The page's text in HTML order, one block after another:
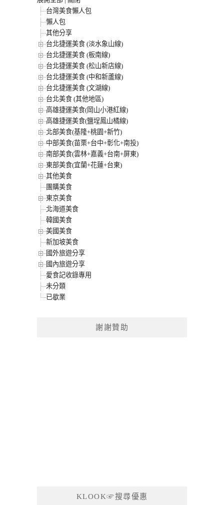
台灣美食懶人包
懶人包
其他分享
台北捷運美食 (淡水象山線)
台北捷運美食 (板南線)
台北捷運美食 (松山新店線)
台北捷運美食 (中和新蘆線)
台北捷運美食 (文湖線)
台北美食 (其他地區)
高雄捷運美食(岡山小港紅線)
高雄捷運美食(鹽埕鳳山橘線)
北部美食(基隆+桃園+新竹)
中部美食(苗栗+台中+彰化+南投)
南部美食(雲林+嘉義+台南+屏東)
東部美食(宜蘭+花蓮+台東)
其他美食
團購美食
東京美食
北海道美食
韓國美食
美國美食
新加坡美食
國外旅遊分享
國內旅遊分享
愛食記收錄專用
未分類
已歇業
謝謝贊助
KLOOK☞搜尋優惠